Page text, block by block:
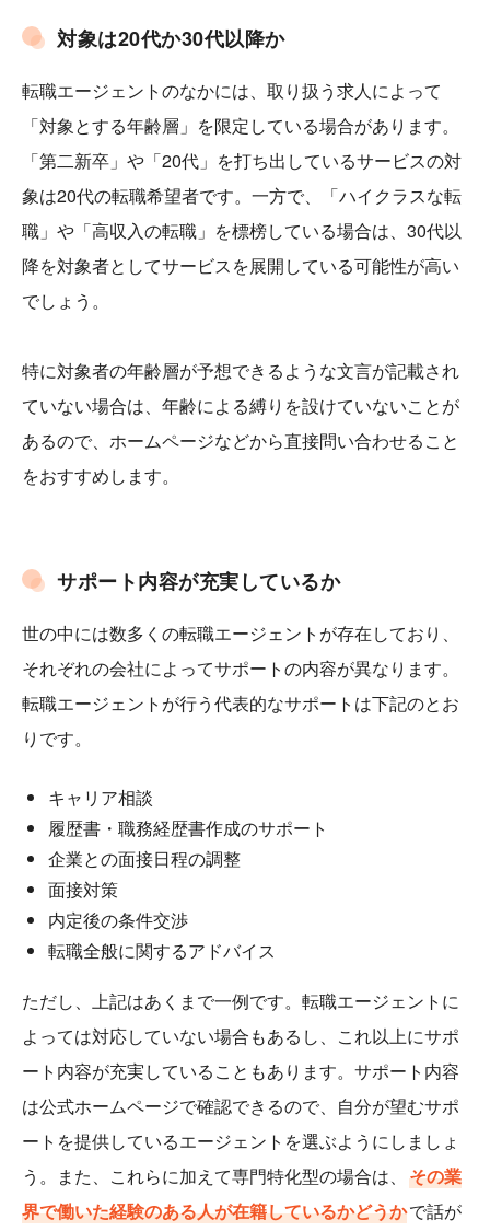
対象は20代か30代以降か
転職エージェントのなかには、取り扱う求人によって
「対象とする年齢層」を限定している場合があります。
「第二新卒」や「20代」を打ち出しているサービスの対
象は20代の転職希望者です。一方で、「ハイクラスな転
職」や「高収入の転職」を標榜している場合は、30代以
降を対象者としてサービスを展開している可能性が高い
でしょう。
特に対象者の年齢層が予想できるような文言が記載され
ていない場合は、年齢による縛りを設けていないことが
あるので、ホームページなどから直接問い合わせること
をおすすめします。
サポート内容が充実しているか
世の中には数多くの転職エージェントが存在しており、
それぞれの会社によってサポートの内容が異なります。
転職エージェントが行う代表的なサポートは下記のとお
りです。
キャリア相談
履歴書・職務経歴書作成のサポート
企業との面接日程の調整
面接対策
内定後の条件交渉
転職全般に関するアドバイス
ただし、上記はあくまで一例です。転職エージェントに
よっては対応していない場合もあるし、これ以上にサポ
ート内容が充実していることもあります。サポート内容
は公式ホームページで確認できるので、自分が望むサポ
ートを提供しているエージェントを選ぶようにしましょ
う。また、これらに加えて専門特化型の場合は、 その業
界で働いた経験のある人が在籍しているかどうかで話が